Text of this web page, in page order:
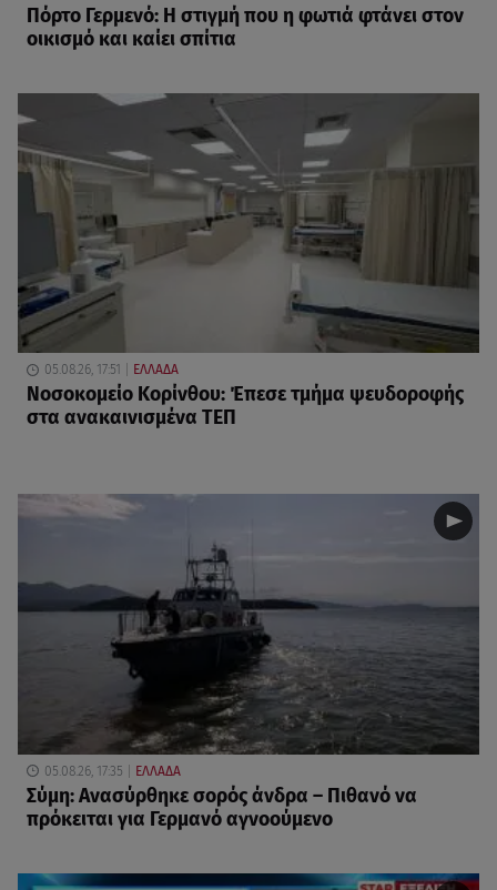
Πόρτο Γερμενό: Η στιγμή που η φωτιά φτάνει στον
οικισμό και καίει σπίτια
05.08.26, 17:51 ΕΛΛΑΔΑ
Νοσοκομείο Κορίνθου: Έπεσε τμήμα ψευδοροφής
στα ανακαινισμένα ΤΕΠ
05.08.26, 17:35 ΕΛΛΑΔΑ
Σύμη: Ανασύρθηκε σορός άνδρα – Πιθανό να
πρόκειται για Γερμανό αγνοούμενο